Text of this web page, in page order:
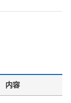
内容